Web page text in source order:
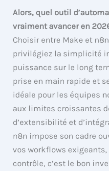
Alors, quel outil
vraiment avancer en
Choisir entre Make et
privilégiez la simplicité
puissance sur le long
prise en main rapide et
idéale pour les équipes
aux limites croissantes
d’extensibilité et
n8n impose son cadre
vos workflows
contrôle, c’est le bon